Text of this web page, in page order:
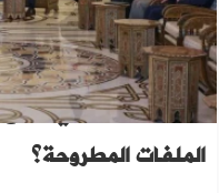
لبنان: وفد سوري
الملفات المطروحة؟